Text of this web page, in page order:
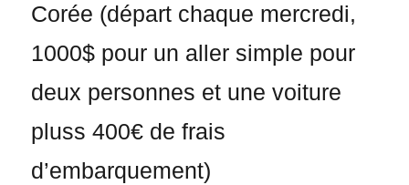
Corée (départ chaque mercredi,
1000$ pour un aller simple pour
deux personnes et une voiture
pluss 400€ de frais
d’embarquement)